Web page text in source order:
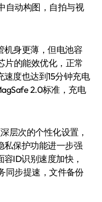
自动构图，自拍与视
身更薄，但电池容
片的能效优化，正常
度也达到15分钟充电
2.0标准，充电
层次的个性化设置，
私保护功能进一步强
ID识别速度加快，
同步提速，文件备份